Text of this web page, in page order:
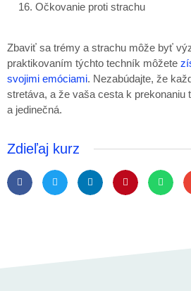
Očkovanie proti strachu
Zbaviť sa trémy a strachu môže byť
praktikovaním týchto techník môžete
svojimi emóciami. Nezabúdajte, že
stretáva, a že vaša cesta k prekonaniu
a jedinečná.
Zdieľaj kurz